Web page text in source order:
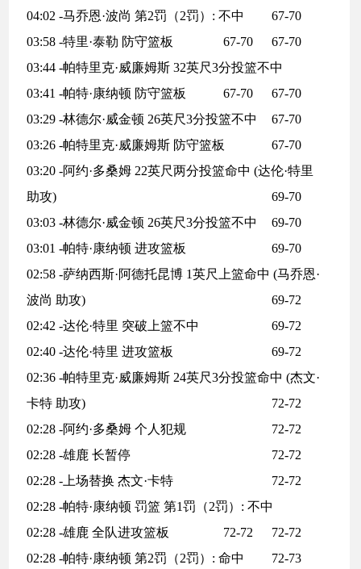
67-70
04:02 -马乔恩·波尚 第2罚（2罚）: 不中
67-70
03:58 -特里·泰勒 防守篮板
67-70
03:44 -帕特里克·威廉姆斯 32英尺3分投篮不中
67-70
03:41 -帕特·康纳顿 防守篮板
67-70
03:29 -林德尔·威金顿 26英尺3分投篮不中
67-70
03:26 -帕特里克·威廉姆斯 防守篮板
67-70
03:20 -阿约·多桑姆 22英尺两分投篮命中 (达伦·特里
助攻)
69-70
03:03 -林德尔·威金顿 26英尺3分投篮不中
69-70
03:01 -帕特·康纳顿 进攻篮板
69-70
02:58 -萨纳西斯·阿德托昆博 1英尺上篮命中 (马乔恩·
波尚 助攻)
69-72
02:42 -达伦·特里 突破上篮不中
69-72
02:40 -达伦·特里 进攻篮板
69-72
02:36 -帕特里克·威廉姆斯 24英尺3分投篮命中 (杰文·
卡特 助攻)
72-72
02:28 -阿约·多桑姆 个人犯规
72-72
02:28 -雄鹿 长暂停
72-72
02:28 -上场替换 杰文·卡特
72-72
02:28 -帕特·康纳顿 罚篮 第1罚（2罚）: 不中
72-72
02:28 -雄鹿 全队进攻篮板
72-72
02:28 -帕特·康纳顿 第2罚（2罚）: 命中
72-73